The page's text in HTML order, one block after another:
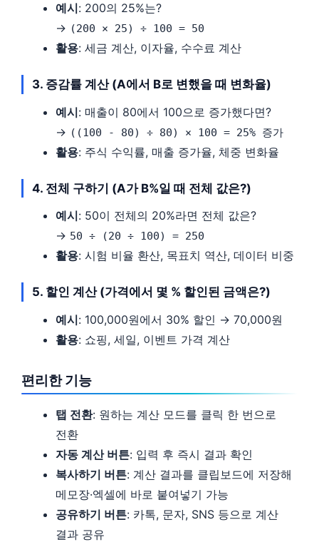
예시: 200의 25%는?
→ (200 × 25) ÷ 100 = 50
활용: 세금 계산, 이자율, 수수료 계산
3. 증감률 계산 (A에서 B로 변했을 때 변화율)
예시: 매출이 80에서 100으로 증가했다면?
→ ((100 - 80) ÷ 80) × 100 = 25% 증가
활용: 주식 수익률, 매출 증가율, 체중 변화율
4. 전체 구하기 (A가 B%일 때 전체 값은?)
예시: 50이 전체의 20%라면 전체 값은?
→ 50 ÷ (20 ÷ 100) = 250
활용: 시험 비율 환산, 목표치 역산, 데이터 비중
5. 할인 계산 (가격에서 몇 % 할인된 금액은?)
예시: 100,000원에서 30% 할인 → 70,000원
활용: 쇼핑, 세일, 이벤트 가격 계산
편리한 기능
탭 전환: 원하는 계산 모드를 클릭 한 번으로
전환
자동 계산 버튼: 입력 후 즉시 결과 확인
복사하기 버튼: 계산 결과를 클립보드에 저장해
메모장·엑셀에 바로 붙여넣기 가능
공유하기 버튼: 카톡, 문자, SNS 등으로 계산
결과 공유